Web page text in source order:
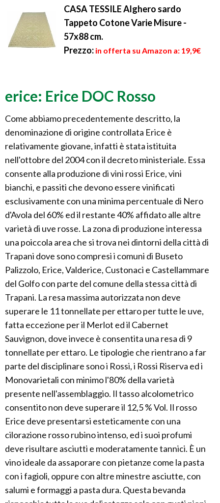
CASA TESSILE Alghero sardo
Tappeto Cotone Varie Misure -
57x88 cm.
Prezzo: in offerta su Amazon a: 19,9€
erice: Erice DOC Rosso
Come abbiamo precedentemente descritto, la
denominazione di origine controllata Erice è
relativamente giovane, infatti è stata istituita
nell'ottobre del 2004 con il decreto ministeriale. Essa
consente alla produzione di vini rossi Erice, vini
bianchi, e passiti che devono essere vinificati
esclusivamente con una minima percentuale di Nero
d'Avola del 60% ed il restante 40% affidato alle altre
varietà di uve rosse. La zona di produzione interessa
una poiccola area che si trova nei dintorni della città di
Trapani dove sono compresi i comuni di Buseto
Palizzolo, Erice, Valderice, Custonaci e Castellammare
del Golfo con parte del comune della stessa città di
Trapani. La resa massima autorizzata non deve
superare le 11 tonnellate per ettaro per tutte le uve,
fatta eccezione per il Merlot ed il Cabernet
Sauvignon, dove invece è consentita una resa di 9
tonnellate per ettaro. Le tipologie che rientrano a far
parte del disciplinare sono i Rossi, i Rossi Riserva ed i
Monovarietali con minimo l'80% della varietà
presente nell'assemblaggio. Il tasso alcolometrico
consentito non deve superare il 12,5 % Vol. Il rosso
Erice deve presentarsi esteticamente con una
cilorazione rosso rubino intenso, ed i suoi profumi
deve risultare asciutti e moderatamente tannici. È un
vino ideale da assaporare con pietanze come la pasta
con i fagioli, oppure con altre minestre asciutte, con
salumi e formaggi a pasta dura. Questa bevanda